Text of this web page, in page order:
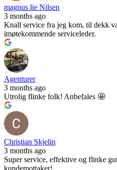
magnus lie Nilsen
3 months ago
Knall service fra jeg kom, til dekk
imøtekommende serviceleder.
Agenturer
3 months ago
Utrolig flinke folk! Anbefales 🤩
Christian Skjelin
3 months ago
Super service, effektive og flinke
kundemottaker!